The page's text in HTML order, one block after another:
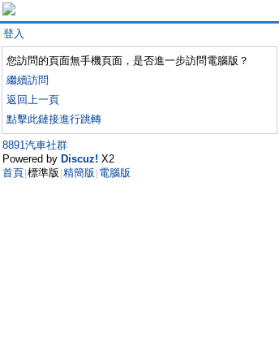
登入
您訪問的頁面無手機頁面，是否進一步訪問電腦版？
繼續訪問
返回上一頁
點擊此鏈接進行跳轉
8891汽車社群
Powered by Discuz! X2
首頁 標準版 精簡版 電腦版